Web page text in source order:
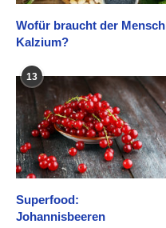
Wofür braucht der Mensch
Kalzium?
13
Superfood:
Johannisbeeren